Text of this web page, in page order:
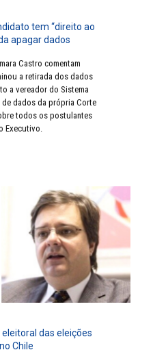
tem “direito ao
apagar dados
Castro comentam
a retirada dos dados
a vereador do Sistema
dados da própria Corte
todos os postulantes
Executivo.
das eleições
Chile